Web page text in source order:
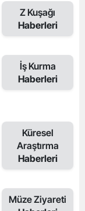
Z Kuşağı
Haberleri
İş Kurma
Haberleri
Küresel
Araştırma
Haberleri
Müze Ziyareti